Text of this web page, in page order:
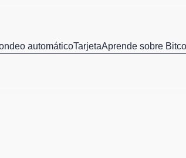
automáticoTarjetaAprende sobre